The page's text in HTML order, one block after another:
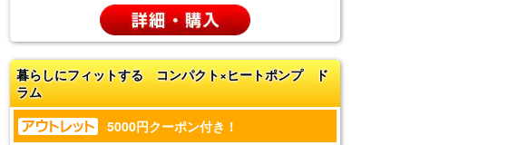
暮らしにフィットする コンパクト×ヒートポンプ ド
ラム
5000円クーポン付き！